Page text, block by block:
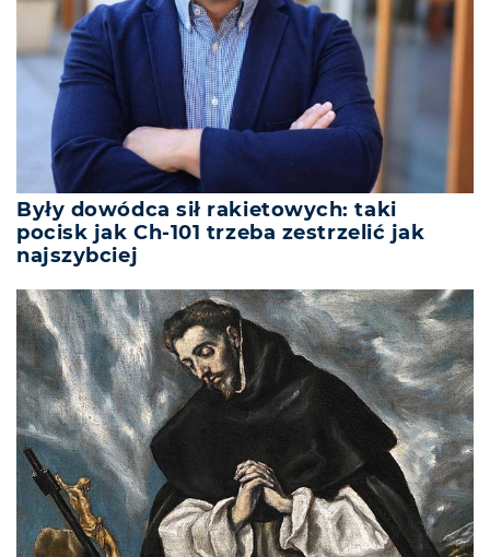
Były dowódca sił rakietowych: taki
pocisk jak Ch-101 trzeba zestrzelić jak
najszybciej